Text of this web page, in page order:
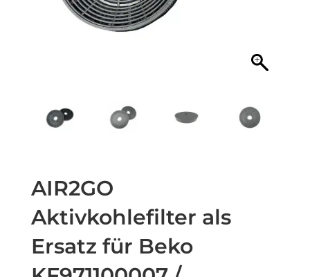
AIR2GO
Aktivkohlefilter als
Ersatz für Beko